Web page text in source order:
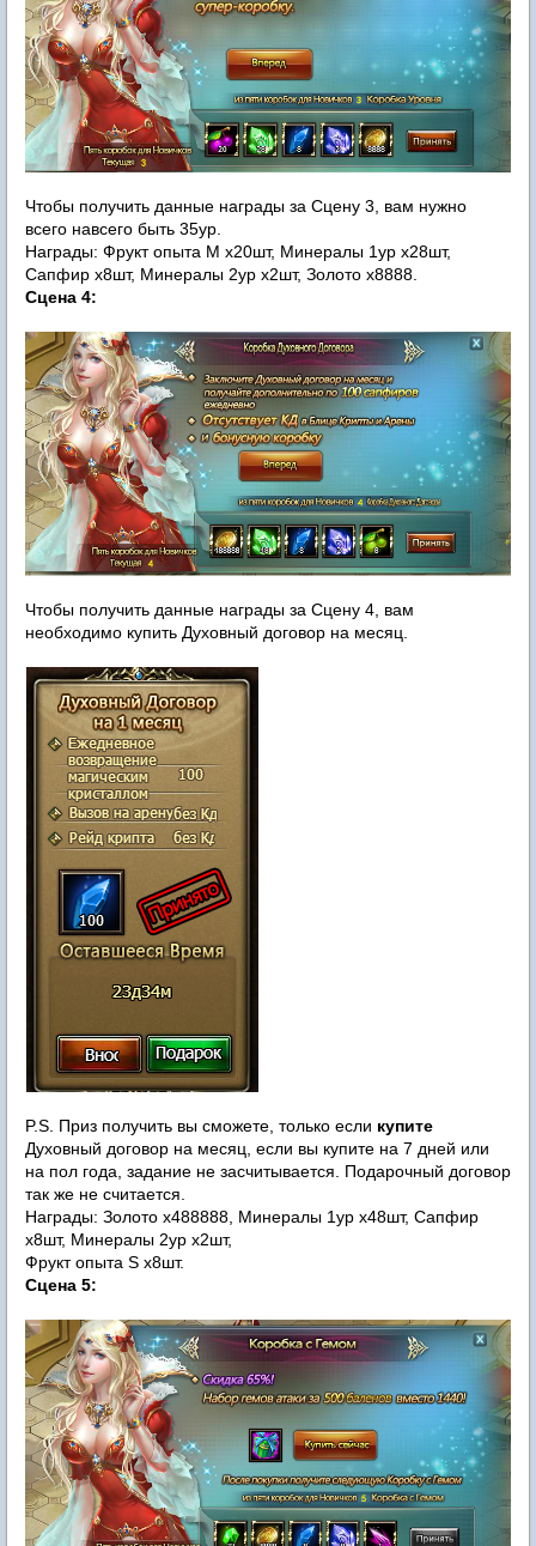
Чтобы получить данные награды за Сцену 3, вам нужно
всего навсего быть 35ур.
Награды: Фрукт опыта М х20шт, Минералы 1ур х28шт,
Сапфир х8шт, Минералы 2ур х2шт, Золото х8888.
Сцена 4:
Чтобы получить данные награды за Сцену 4, вам
необходимо купить Духовный договор на месяц.
P.S. Приз получить вы сможете, только если купите
Духовный договор на месяц, если вы купите на 7 дней или
на пол года, задание не засчитывается. Подарочный договор
так же не считается.
Награды: Золото х488888, Минералы 1ур х48шт, Сапфир
х8шт, Минералы 2ур х2шт,
Фрукт опыта S х8шт.
Сцена 5: